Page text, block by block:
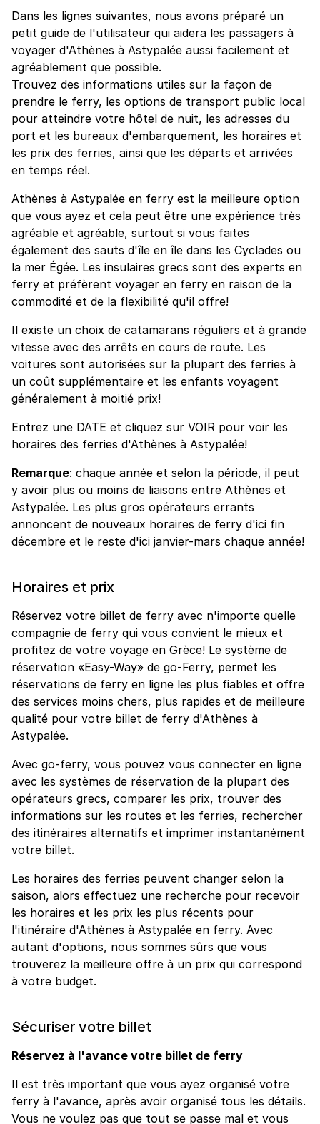
Dans les lignes suivantes, nous avons préparé un
petit guide de l'utilisateur qui aidera les passagers à
voyager d'Athènes à Astypalée aussi facilement et
agréablement que possible.
Trouvez des informations utiles sur la façon de
prendre le ferry, les options de transport public local
pour atteindre votre hôtel de nuit, les adresses du
port et les bureaux d'embarquement, les horaires et
les prix des ferries, ainsi que les départs et arrivées
en temps réel.
Athènes à Astypalée en ferry est la meilleure option
que vous ayez et cela peut être une expérience très
agréable et agréable, surtout si vous faites
également des sauts d'île en île dans les Cyclades ou
la mer Égée. Les insulaires grecs sont des experts en
ferry et préfèrent voyager en ferry en raison de la
commodité et de la flexibilité qu'il offre!
Il existe un choix de catamarans réguliers et à grande
vitesse avec des arrêts en cours de route. Les
voitures sont autorisées sur la plupart des ferries à
un coût supplémentaire et les enfants voyagent
généralement à moitié prix!
Entrez une DATE et cliquez sur VOIR pour voir les
horaires des ferries d'Athènes à Astypalée!
Remarque: chaque année et selon la période, il peut
y avoir plus ou moins de liaisons entre Athènes et
Astypalée. Les plus gros opérateurs errants
annoncent de nouveaux horaires de ferry d'ici fin
décembre et le reste d'ici janvier-mars chaque année!
Horaires et prix
Réservez votre billet de ferry avec n'importe quelle
compagnie de ferry qui vous convient le mieux et
profitez de votre voyage en Grèce! Le système de
réservation «Easy-Way» de go-Ferry, permet les
réservations de ferry en ligne les plus fiables et offre
des services moins chers, plus rapides et de meilleure
qualité pour votre billet de ferry d'Athènes à
Astypalée.
Avec go-ferry, vous pouvez vous connecter en ligne
avec les systèmes de réservation de la plupart des
opérateurs grecs, comparer les prix, trouver des
informations sur les routes et les ferries, rechercher
des itinéraires alternatifs et imprimer instantanément
votre billet.
Les horaires des ferries peuvent changer selon la
saison, alors effectuez une recherche pour recevoir
les horaires et les prix les plus récents pour
l'itinéraire d'Athènes à Astypalée en ferry. Avec
autant d'options, nous sommes sûrs que vous
trouverez la meilleure offre à un prix qui correspond
à votre budget.
Sécuriser votre billet
Réservez à l'avance votre billet de ferry
Il est très important que vous ayez organisé votre
ferry à l'avance, après avoir organisé tous les détails.
Vous ne voulez pas que tout se passe mal et vous